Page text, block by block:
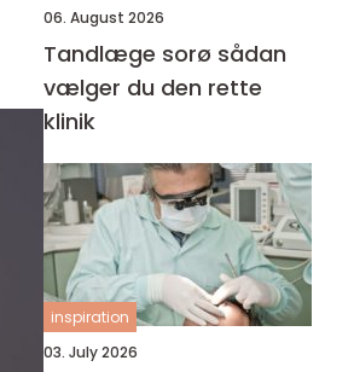
06. August 2026
Tandlæge sorø sådan
vælger du den rette
klinik
inspiration
03. July 2026